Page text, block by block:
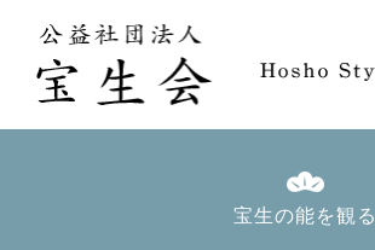
宝生の能を観る